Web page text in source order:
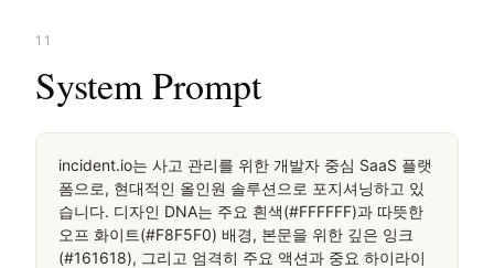
11
System Prompt
incident.io는 사고 관리를 위한 개발자 중심 SaaS 플랫
폼으로, 현대적인 올인원 솔루션으로 포지셔닝하고 있
습니다. 디자인 DNA는 주요 흰색(#FFFFFF)과 따뜻한
오프 화이트(#F8F5F0) 배경, 본문을 위한 깊은 잉크
(#161618), 그리고 엄격히 주요 액션과 중요 하이라이